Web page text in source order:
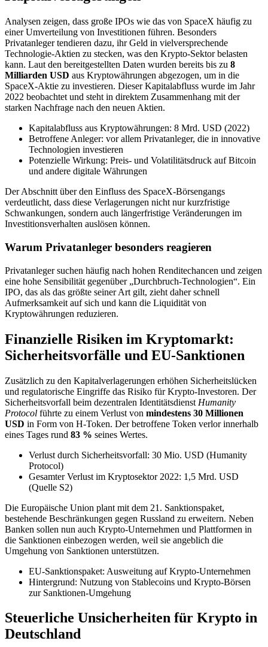
Analysen zeigen, dass große IPOs wie das von SpaceX häufig zu
einer Umverteilung von Investitionen führen. Besonders
Privatanleger tendieren dazu, ihr Geld in vielversprechende
Technologie-Aktien zu stecken, was den Krypto-Sektor belasten
kann. Laut den bereitgestellten Daten wurden bereits bis zu 8
Milliarden USD aus Kryptowährungen abgezogen, um in die
SpaceX-Aktie zu investieren. Dieser Kapitalabfluss wurde im Jahr
2022 beobachtet und steht in direktem Zusammenhang mit der
starken Nachfrage nach den neuen Aktien.
Kapitalabfluss aus Kryptowährungen: 8 Mrd. USD (2022)
Betroffene Anleger: vor allem Privatanleger, die in innovative
Technologien investieren
Potenzielle Wirkung: Preis- und Volatilitätsdruck auf Bitcoin
und andere digitale Währungen
Der Abschnitt über den Einfluss des SpaceX-Börsengangs
verdeutlicht, dass diese Verlagerungen nicht nur kurzfristige
Schwankungen, sondern auch längerfristige Veränderungen im
Investitionsverhalten auslösen können.
Warum Privatanleger besonders reagieren
Privatanleger suchen häufig nach hohen Renditechancen und zeigen
eine hohe Sensibilität gegenüber „Durchbruch-Technologien“. Ein
IPO, das als das größte seiner Art gilt, zieht daher schnell
Aufmerksamkeit auf sich und kann die Liquidität von
Kryptowährungen reduzieren.
Finanzielle Risiken im Kryptomarkt:
Sicherheitsvorfälle und EU-Sanktionen
Zusätzlich zu den Kapitalverlagerungen erhöhen Sicherheitslücken
und regulatorische Eingriffe das Risiko für Krypto-Investoren. Der
Sicherheitsvorfall beim dezentralen Identitätsdienst Humanity
Protocol führte zu einem Verlust von mindestens 30 Millionen
USD in Form von H-Token. Der betroffene Token verlor innerhalb
eines Tages rund 83 % seines Wertes.
Verlust durch Sicherheitsvorfall: 30 Mio. USD (Humanity
Protocol)
Gesamter Verlust im Kryptosektor 2022: 1,5 Mrd. USD
(Quelle S2)
Die Europäische Union plant mit dem 21. Sanktionspaket,
bestehende Beschränkungen gegen Russland zu erweitern. Neben
Banken sollen nun auch Krypto-Unternehmen und Plattformen in
die Sanktionen einbezogen werden, weil sie angeblich die
Umgehung von Sanktionen unterstützen.
EU-Sanktionspaket: Ausweitung auf Krypto-Unternehmen
Hintergrund: Nutzung von Stablecoins und Krypto-Börsen
zur Sanktionen-Umgehung
Steuerliche Unsicherheiten für Krypto in
Deutschland